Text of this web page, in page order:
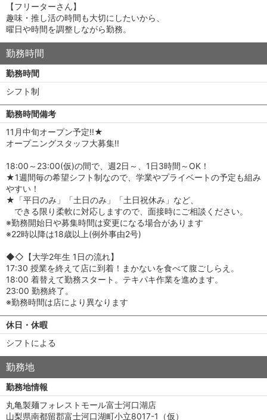
【フリーターさん】
趣味・推し活の時間も大切にしたいから、
曜日や時間を調整しながら勤務。
勤務時間
勤務時間
シフト制
勤務時間備考
11月中旬オープン予定!!★
オープニングスタッフ大募集!!
18:00～23:00(仮)の間で、週2日～、1日3時間～OK！
★1週間毎の希望シフト制なので、学業やプライベートの予定も組み
やすい！
★「平日のみ」「土日のみ」「土日祝休み」など、
できる限り柔軟に対応しますので、面接時にご相談ください。
※勤務開始日や募集時間は変更になる場合があります
※22時以降は18歳以上(例外事由2号)
◆◇【大学2年生 1日の流れ】
17:30 授業を終えて店に到着！まかないを食べて腹ごしらえ。
18:00 着替えて勤務スタート。テキパキ作業を進めます。
23:00 勤務終了。
※勤務時間は店により異なります
休日・休暇
シフトによる
勤務地
勤務地情報
丸亀製麺フォレストモール富士河口湖店
山梨県南都留郡富士河口湖町小立8017-1（仮）